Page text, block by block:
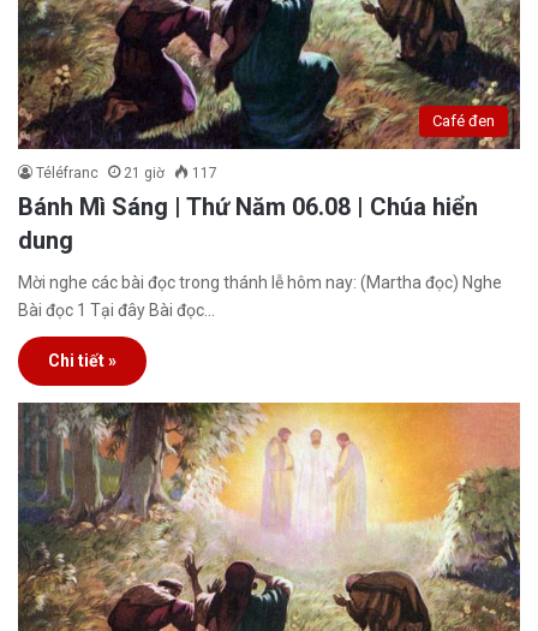
Café đen
Téléfranc 21 giờ 117
Bánh Mì Sáng | Thứ Năm 06.08 | Chúa hiển
dung
Mời nghe các bài đọc trong thánh lễ hôm nay: (Martha đọc) Nghe
Bài đọc 1 Tại đây Bài đọc…
Chi tiết »